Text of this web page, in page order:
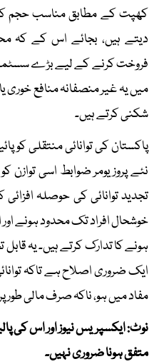
کھپت کے مطابق مناسب حجم
دیتے ہیں، بجائے اس کے کہ
فروخت کرنے کے لیے بڑے
میں یہ غیر منصفانہ منافع
شکنی کرتے ہیں۔
پاکستان کی توانائی منتقلی کو
نئے پروزیومر ضوابط اسی توازن
تجدید توانائی کی حوصلہ افزائی
خوشحال افراد تک محدود ہونے
ہونے کا تدارک کرتے ہیں۔ یہ قابل
ایک ضروری اصلاح ہے تاکہ
مفاد میں ہو، ناکہ صرف مالی
نوٹ: ایکسپریس نیوز اور اس کی
متفق ہونا ضروری نہیں۔